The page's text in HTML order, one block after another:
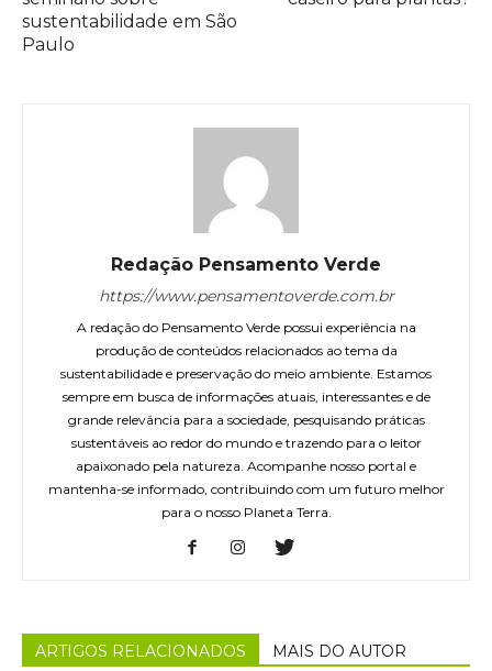
sustentabilidade em São
Paulo
Redação Pensamento Verde
https://www.pensamentoverde.com.br
A redação do Pensamento Verde possui experiência na
produção de conteúdos relacionados ao tema da
sustentabilidade e preservação do meio ambiente. Estamos
sempre em busca de informações atuais, interessantes e de
grande relevância para a sociedade, pesquisando práticas
sustentáveis ao redor do mundo e trazendo para o leitor
apaixonado pela natureza. Acompanhe nosso portal e
mantenha-se informado, contribuindo com um futuro melhor
para o nosso Planeta Terra.
ARTIGOS RELACIONADOS MAIS DO AUTOR